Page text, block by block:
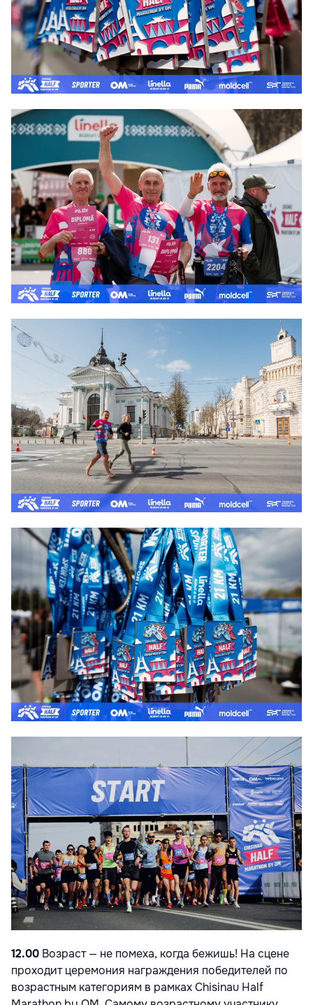
12.00 Возраст — не помеха, когда бежишь! На сцене
проходит церемония награждения победителей по
возрастным категориям в рамках Chisinau Half